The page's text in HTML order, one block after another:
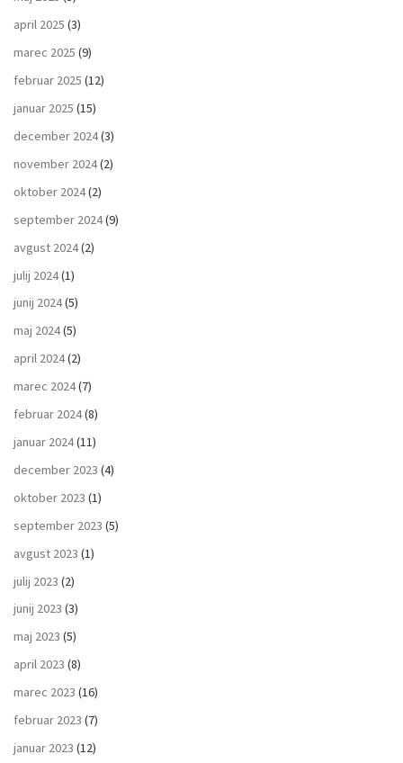
april 2025 (3)
marec 2025 (9)
februar 2025 (12)
januar 2025 (15)
december 2024(3)
november 2024(2)
oktober 2024(2)
september 2024(9)
avgust 2024(2)
julij 2024(1)
junij 2024(5)
maj 2024(5)
april 2024(2)
marec 2024(7)
februar 2024(8)
januar 2024(11)
december 2023 (4)
oktober 2023 (1)
september 2023 (5)
avgust 2023 (1)
julij 2023 (2)
junij 2023 (3)
maj 2023 (5)
april 2023 (8)
marec 2023 (16)
februar 2023 (7)
januar 2023 (12)